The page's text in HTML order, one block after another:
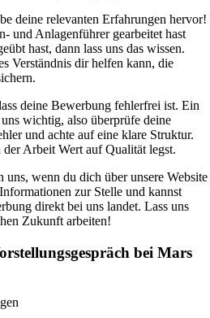
deine relevanten Erfahrungen hervor!
und Anlagenführer gearbeitet hast
hast, dann lass uns das wissen.
Verständnis dir helfen kann, die
deine Bewerbung fehlerfrei ist. Ein
wichtig, also überprüfe deine
und achte auf eine klare Struktur.
Arbeit Wert auf Qualität legst.
uns, wenn du dich über unsere Website
zur Stelle und kannst
direkt bei uns landet. Lass uns
Zukunft arbeiten!
bei Mars